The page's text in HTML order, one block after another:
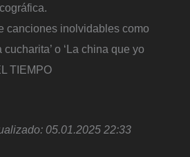
canciones inolvidables como
cucharita’ o ‘La china que yo
TIEMPO
05.01.2025 22:33